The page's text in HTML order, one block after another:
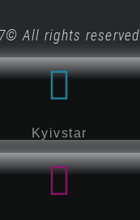
All rights reserved
Kyivstar